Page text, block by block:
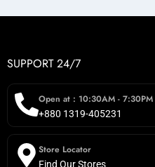
SUPPORT 24/7
Open at : 10:30AM - 7:30PM
+880 1319-405231
Store Locator
Find Our Stores